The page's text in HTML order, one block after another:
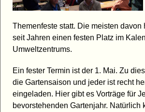
Themenfeste statt. Die meisten davon
seit Jahren einen festen Platz im
Umweltzentrums.
Ein fester Termin ist der 1. Mai. Zu
die Gartensaison und jeder ist recht
eingeladen. Hier gibt es Vorträge für
bevorstehenden Gartenjahr. Natürlich